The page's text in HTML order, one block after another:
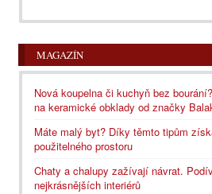
MAGAZÍN
Nová koupelna či kuchyň bez
na keramické obklady od značky
Máte malý byt? Díky těmto tipům
použitelného prostoru
Chaty a chalupy zažívají návrat.
nejkrásnějších interiérů